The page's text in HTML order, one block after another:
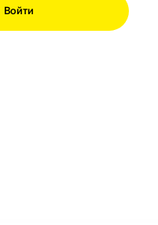
Войти